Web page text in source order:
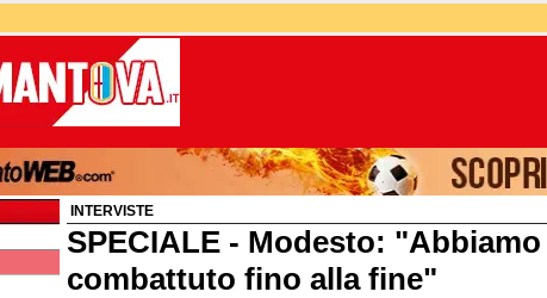
INTERVISTE
SPECIALE - Modesto: "Abbiamo
combattuto fino alla fine"